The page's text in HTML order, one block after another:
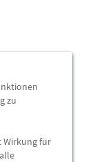
zu
Wirkung für